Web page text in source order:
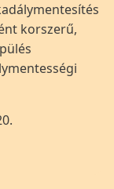
korszerű,